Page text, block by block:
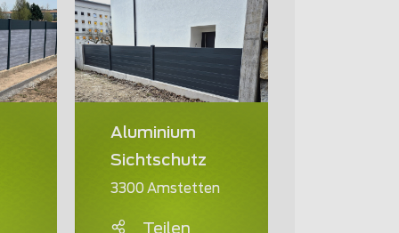
Aluminium
Sichtschutz
3300 Amstetten